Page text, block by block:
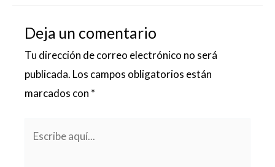
Deja un comentario
Tu dirección de correo electrónico no será
publicada. Los campos obligatorios están
marcados con *